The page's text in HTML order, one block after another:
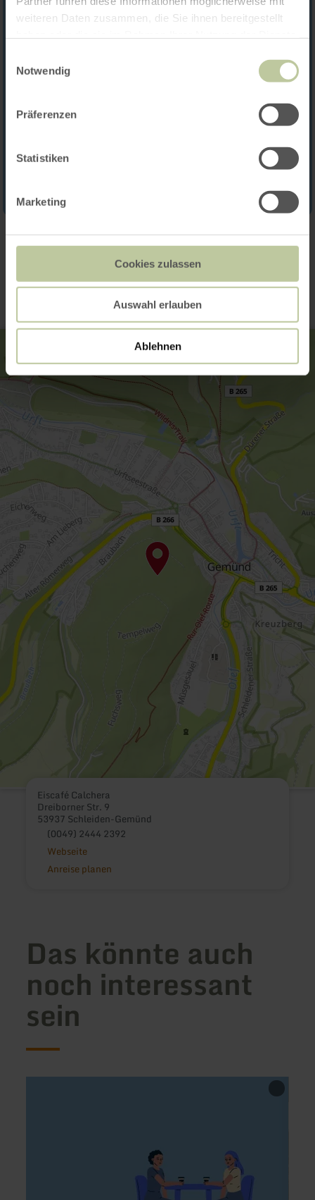
weiteren Daten zusammen, die Sie ihnen bereitgestellt
Notwendig
Präferenzen
Statistiken
Marketing
Cookies zulassen
Auswahl erlauben
Ablehnen
Kontakt
Eiscafé Calchera
Dreiborner Str. 9
53937 Schleiden-Gemünd
(0049) 2444 2392
Webseite
Anreise planen
Das könnte auch
noch interessant
sein